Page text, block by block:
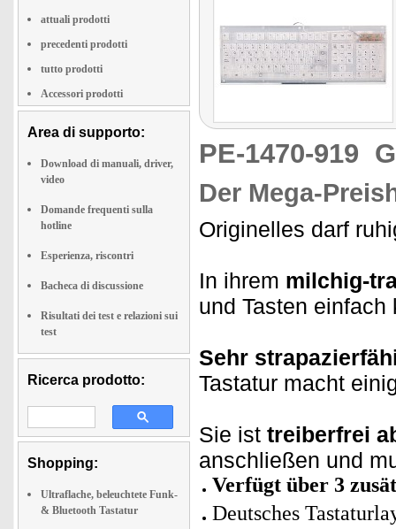
attuali prodotti
precedenti prodotti
tutto prodotti
Accessori prodotti
Area di supporto:
Download di manuali, driver,
video
Domande frequenti sulla
hotline
Esperienza, riscontri
Bacheca di discussione
Risultati dei test e relazioni sui
test
Ricerca prodotto:
Shopping:
Ultraflache, beleuchtete Funk-
& Bluetooth Tastatur
PE-1470-919
Der Mega-
Originelles darf
In ihrem milchig-
und Tasten einfach
Sehr
Tastatur macht
Sie ist treiberfrei
anschließen und
Verfügt über 3
Deutsches